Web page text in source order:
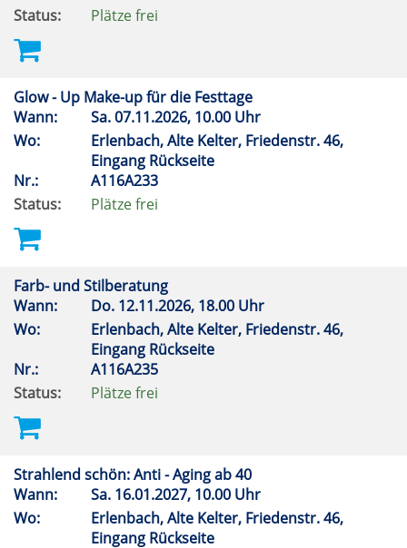
Status:
Plätze frei
Glow - Up Make-up für die Festtage
Wann:
Sa.07.11.2026, 10.00 Uhr
Wo:
Erlenbach, Alte Kelter, Friedenstr. 46,
Eingang Rückseite
Nr.:
A116A233
Status:
Plätze frei
Farb- und Stilberatung
Wann:
Do. 12.11.2026, 18.00 Uhr
Wo:
Erlenbach, Alte Kelter, Friedenstr. 46,
Eingang Rückseite
Nr.:
A116A235
Status:
Plätze frei
Strahlend schön: Anti - Aging ab 40
Wann:
Sa. 16.01.2027, 10.00 Uhr
Wo:
Erlenbach, Alte Kelter, Friedenstr. 46,
Eingang Rückseite